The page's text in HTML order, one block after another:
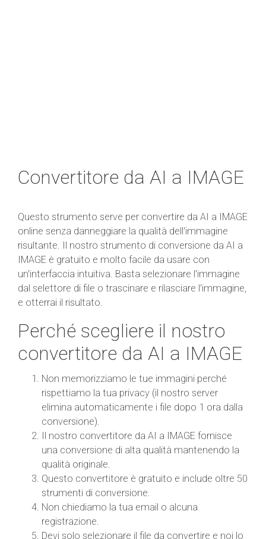
Convertitore da AI a IMAGE
Questo strumento serve per convertire da AI a IMAGE
online senza danneggiare la qualità dell'immagine
risultante. Il nostro strumento di conversione da AI a
IMAGE è gratuito e molto facile da usare con
un'interfaccia intuitiva. Basta selezionare l'immagine
dal selettore di file o trascinare e rilasciare l'immagine,
e otterrai il risultato.
Perché scegliere il nostro
convertitore da AI a IMAGE
Non memorizziamo le tue immagini perché
rispettiamo la tua privacy (il nostro server
elimina automaticamente i file dopo 1 ora dalla
conversione).
Il nostro convertitore da AI a IMAGE fornisce
una conversione di alta qualità mantenendo la
qualità originale.
Questo convertitore è gratuito e include oltre 50
strumenti di conversione.
Non chiediamo la tua email o alcuna
registrazione.
Devi solo selezionare il file da convertire e noi lo